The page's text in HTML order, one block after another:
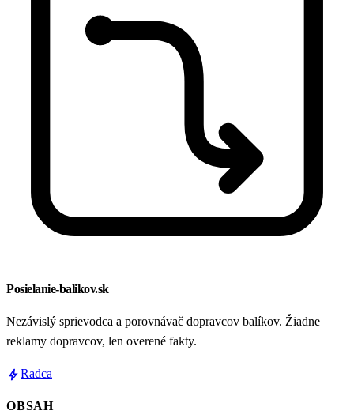
Posielanie-balikov.sk
Nezávislý sprievodca a porovnávač dopravcov balíkov. Žiadne
reklamy dopravcov, len overené fakty.
boltRadca
OBSAH